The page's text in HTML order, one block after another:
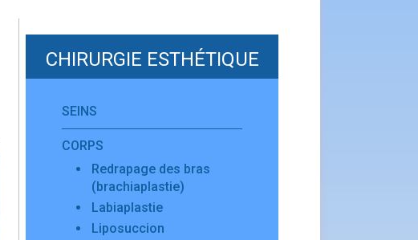
CHIRURGIE ESTHÉTIQUE
SEINS
CORPS
Redrapage des bras
(brachiaplastie)
Labiaplastie
Liposuccion